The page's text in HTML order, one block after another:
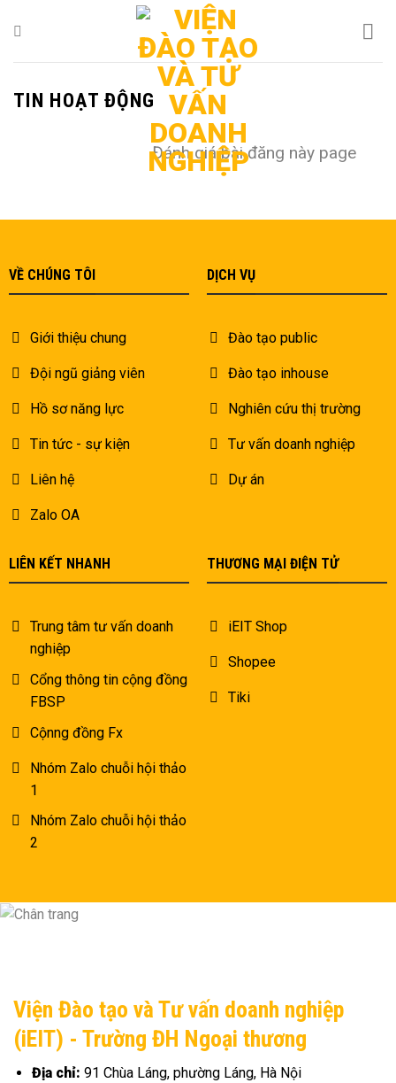
qua
TIN HOẠT ĐỘNG
Đánh giá bài đăng này page
VỀ CHÚNG TÔI
Giới thiệu chung
Đội ngũ giảng viên
Hồ sơ năng lực
Tin tức - sự kiện
Liên hệ
Zalo OA
DỊCH VỤ
Đào tạo public
Đào tạo inhouse
Nghiên cứu thị trường
Tư vấn doanh nghiệp
Dự án
LIÊN KẾT NHANH
Trung tâm tư vấn doanh
nghiệp
Cổng thông tin cộng đồng
FBSP
Cộnng đồng Fx
Nhóm Zalo chuỗi hội thảo
1
Nhóm Zalo chuỗi hội thảo
2
THƯƠNG MẠI ĐIỆN TỬ
iEIT Shop
Shopee
Tiki
Viện Đào tạo và Tư vấn doanh nghiệp
(iEIT) - Trường ĐH Ngoại thương
Địa chỉ: 91 Chùa Láng, phường Láng, Hà Nội